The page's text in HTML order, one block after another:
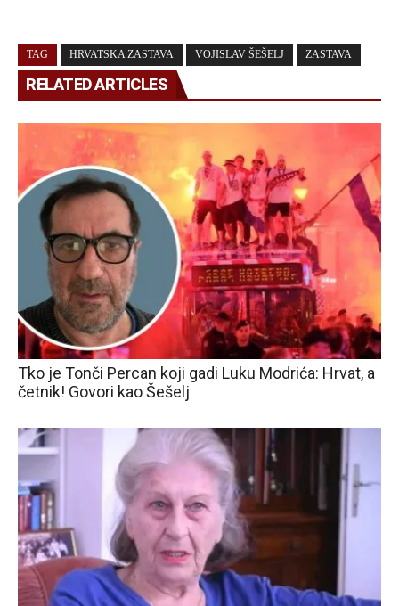
TAG HRVATSKA ZASTAVA VOJISLAV ŠEŠELJ ZASTAVA
RELATED ARTICLES
Tko je Tonči Percan koji gadi Luku Modrića: Hrvat, a
četnik! Govori kao Šešelj